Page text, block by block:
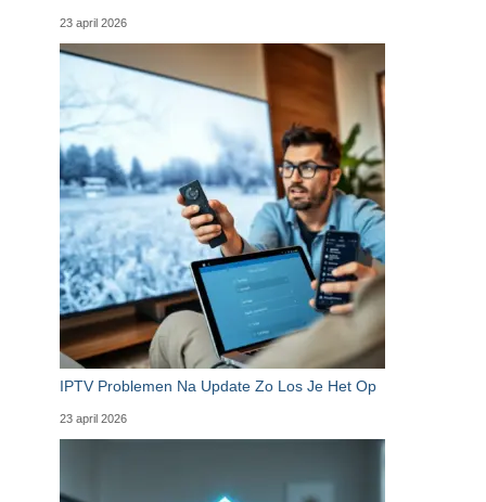
23 april 2026
IPTV Problemen Na Update Zo Los Je Het Op
23 april 2026